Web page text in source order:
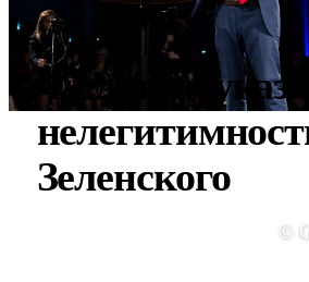
Филиппо
Зеленского
©